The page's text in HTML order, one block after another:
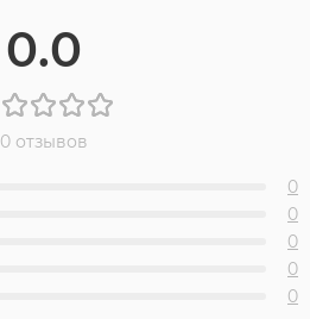
0.0
0 отзывов
0
0
0
0
0